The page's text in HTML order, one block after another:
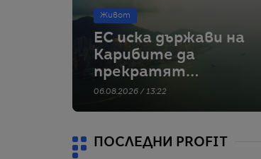
Живот
ЕС иска държави на
Карибите да
прекратят
„Златните
06.08.2026 / 13:22
ПОСЛЕДНИ PROFIT